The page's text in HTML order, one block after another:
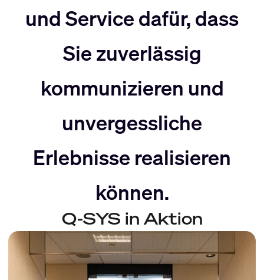
nach
Links
bewegen
Rechts
bewegen
und Service dafür, dass
Sie zuverlässig
kommunizieren und
unvergessliche
Erlebnisse realisieren
können.
Q-SYS in Aktion